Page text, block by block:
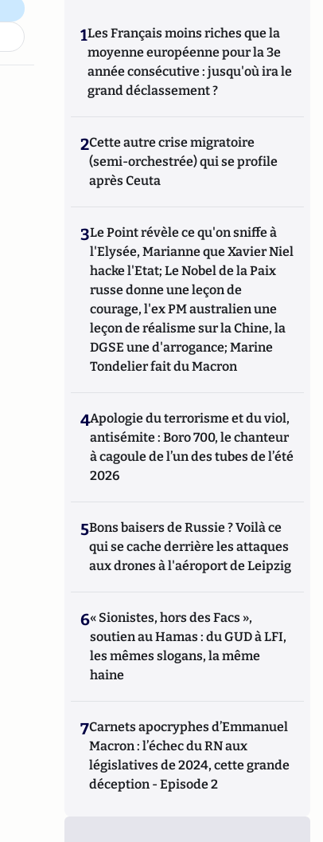
1Les Français moins riches que la
moyenne européenne pour la 3e
année consécutive : jusqu'où ira le
grand déclassement ?
2Cette autre crise migratoire
(semi-orchestrée) qui se profile
après Ceuta
3Le Point révèle ce qu'on sniffe à
l'Elysée, Marianne que Xavier Niel
hacke l'Etat; Le Nobel de la Paix
russe donne une leçon de
courage, l'ex PM australien une
leçon de réalisme sur la Chine, la
DGSE une d'arrogance; Marine
Tondelier fait du Macron
4Apologie du terrorisme et du viol,
antisémite : Boro 700, le chanteur
à cagoule de l’un des tubes de l’été
2026
5Bons baisers de Russie ? Voilà ce
qui se cache derrière les attaques
aux drones à l'aéroport de Leipzig
6« Sionistes, hors des Facs »,
soutien au Hamas : du GUD à LFI,
les mêmes slogans, la même
haine
7Carnets apocryphes d’Emmanuel
Macron : l’échec du RN aux
législatives de 2024, cette grande
déception - Episode 2